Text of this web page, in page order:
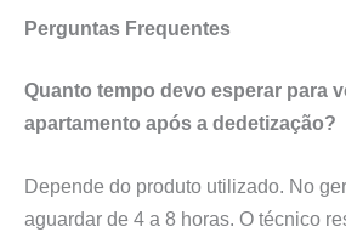
Perguntas Frequentes
Quanto tempo devo esperar para
apartamento após a dedetização?
Depende do produto utilizado. No
aguardar de 4 a 8 horas. O técnico